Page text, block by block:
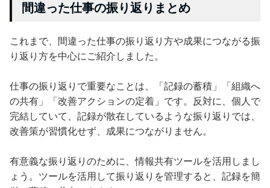
間違った仕事の振り返りまとめ
これまで、間違った仕事の振り返り方や成果につながる振
り返り方を中心にご紹介しました。
仕事の振り返りで重要なことは、「記録の蓄積」「組織へ
の共有」「改善アクションの定着」です。反対に、個人で
完結していて、記録が散在しているような振り返りでは、
改善策が習慣化せず、成果につながりません。
有意義な振り返りのために、情報共有ツールを活用しまし
ょう。ツールを活用して振り返りを管理すると、記録を簡